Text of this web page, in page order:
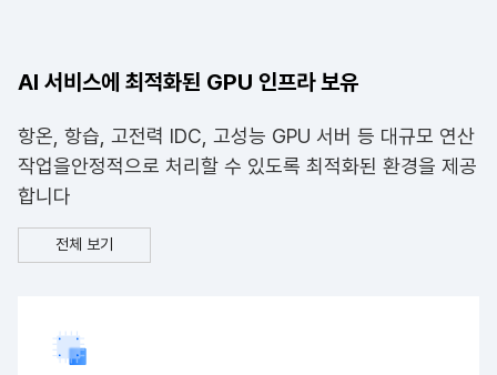
AI 서비스에 최적화된 GPU 인프라 보유
항온, 항습, 고전력 IDC, 고성능 GPU 서버 등 대규모 연산
작업을안정적으로 처리할 수 있도록 최적화된 환경을 제공
합니다
전체 보기